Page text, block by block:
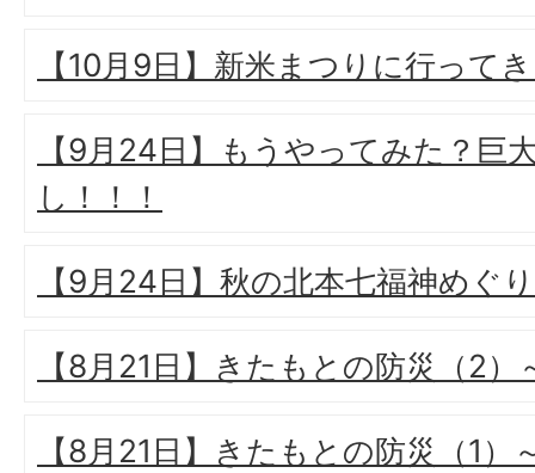
【10月9日】新米まつりに行って
【9月24日】もうやってみた？巨
し！！！
【9月24日】秋の北本七福神めぐり
【8月21日】きたもとの防災（2
【8月21日】きたもとの防災（1）